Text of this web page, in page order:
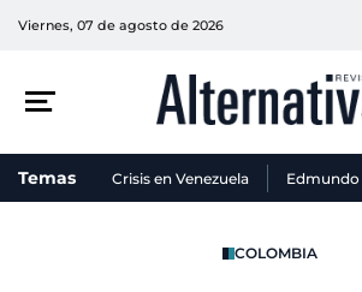
Viernes, 07 de agosto de 2026
Temas Crisis en Venezuela Edmundo
COLOMBIA